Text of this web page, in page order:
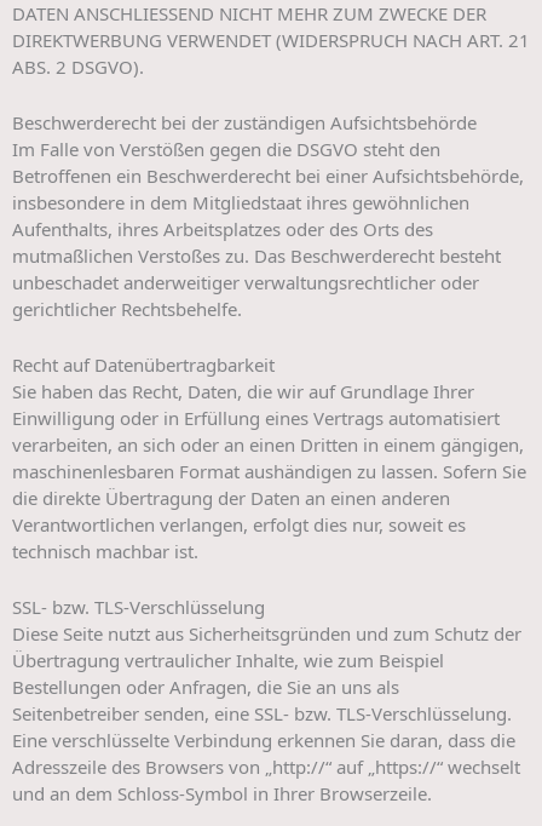
DATEN ANSCHLIESSEND NICHT MEHR ZUM ZWECKE DER
DIREKTWERBUNG VERWENDET (WIDERSPRUCH NACH ART. 21
ABS. 2 DSGVO).
Beschwerde­recht bei der zuständigen Aufsichts­behörde
Im Falle von Verstößen gegen die DSGVO steht den
Betroffenen ein Beschwerderecht bei einer Aufsichtsbehörde,
insbesondere in dem Mitgliedstaat ihres gewöhnlichen
Aufenthalts, ihres Arbeitsplatzes oder des Orts des
mutmaßlichen Verstoßes zu. Das Beschwerderecht besteht
unbeschadet anderweitiger verwaltungsrechtlicher oder
gerichtlicher Rechtsbehelfe.
Recht auf Daten­übertrag­barkeit
Sie haben das Recht, Daten, die wir auf Grundlage Ihrer
Einwilligung oder in Erfüllung eines Vertrags automatisiert
verarbeiten, an sich oder an einen Dritten in einem gängigen,
maschinenlesbaren Format aushändigen zu lassen. Sofern Sie
die direkte Übertragung der Daten an einen anderen
Verantwortlichen verlangen, erfolgt dies nur, soweit es
technisch machbar ist.
SSL- bzw. TLS-Verschlüsselung
Diese Seite nutzt aus Sicherheitsgründen und zum Schutz der
Übertragung vertraulicher Inhalte, wie zum Beispiel
Bestellungen oder Anfragen, die Sie an uns als
Seitenbetreiber senden, eine SSL- bzw. TLS-Verschlüsselung.
Eine verschlüsselte Verbindung erkennen Sie daran, dass die
Adresszeile des Browsers von „http://“ auf „https://“ wechselt
und an dem Schloss-Symbol in Ihrer Browserzeile.